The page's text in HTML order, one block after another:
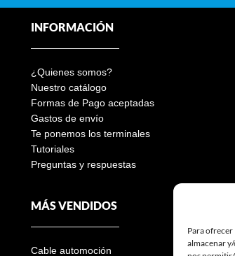
Para ofrecer
almacenar
INFORMACIÓN
¿Quienes somos?
Nuestro catálogo
Formas de Pago aceptadas
Gastos de envío
Te ponemos los terminales
Tutoriales
Preguntas y respuestas
MÁS VENDIDOS
Cable automoción